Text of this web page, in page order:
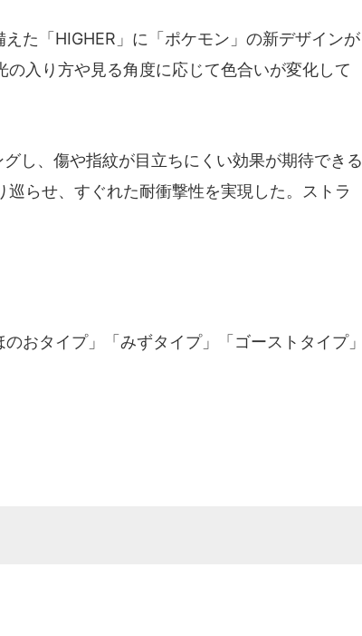
た「HIGHER」に「ポケモン」の新デザインが
入り方や見る角度に応じて色合いが変化して
し、傷や指紋が目立ちにくい効果が期待できる
らせ、すぐれた耐衝撃性を実現した。ストラ
おタイプ」「みずタイプ」「ゴーストタイプ」